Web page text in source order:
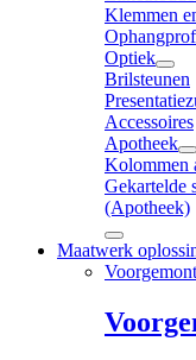
Klemmen
Optiek
Brilsteunen
Accessoires
Apotheek
Kolommen
Gekartelde
(Apotheek)
Maatwerk